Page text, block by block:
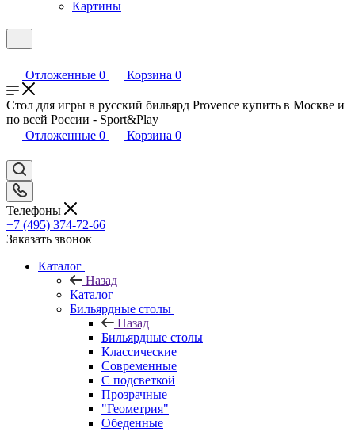
Картины
Отложенные 0 Корзина 0
Стол для игры в русский бильярд Provence купить в Москве и
по всей России - Sport&Play
Отложенные 0 Корзина 0
Телефоны
+7 (495) 374-72-66
Заказать звонок
Каталог
Назад
Каталог
Бильярдные столы
Назад
Бильярдные столы
Классические
Современные
С подсветкой
Прозрачные
"Геометрия"
Обеденные